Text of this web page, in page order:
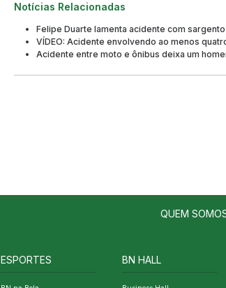
Notícias Relacionadas
Felipe Duarte lamenta acidente com
VÍDEO: Acidente envolvendo ao menos
Acidente entre moto e ônibus deixa um
QUEM
ESPORTES BN HALL